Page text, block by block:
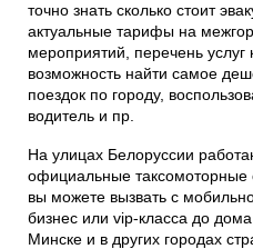
точно знать сколько стоит
актуальные тарифы на
мероприятий, перечень услуг
возможность найти самое
поездок по городу,
водитель и пр.
На улицах Белоруссии
официальные
вы можете вызвать с
бизнес или vip-класса до
Минске и в других городах